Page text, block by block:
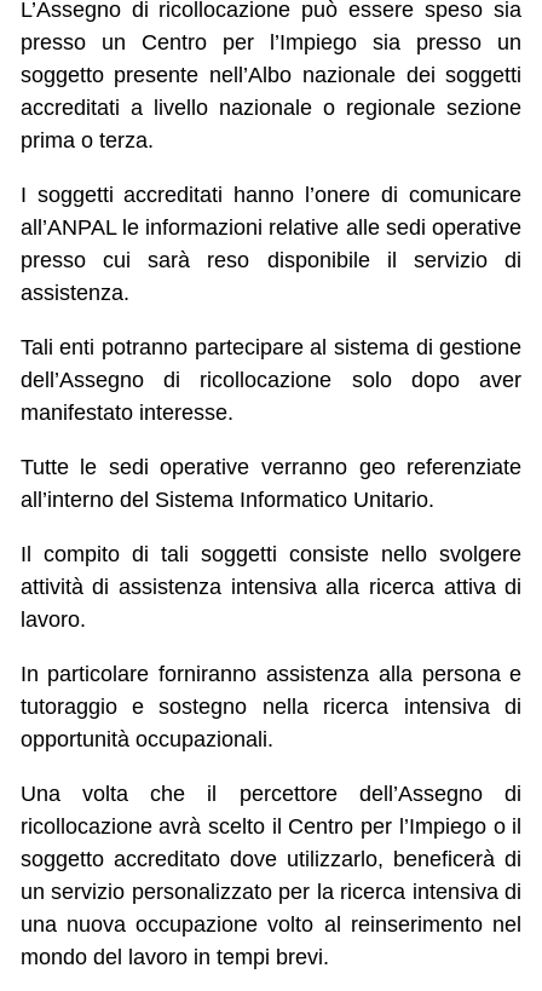
​L’Assegno di ricollocazione può essere speso sia
presso un Centro per l’Impiego sia presso un
soggetto presente nell’Albo nazionale dei soggetti
accreditati a livello nazionale o regionale sezione
prima o terza.
I soggetti accreditati hanno l’onere di comunicare
all’ANPAL le informazioni relative alle sedi operative
presso cui sarà reso disponibile il servizio di
assistenza.
Tali enti potranno partecipare al sistema di gestione
dell’Assegno di ricollocazione solo dopo aver
manifestato interesse.
Tutte le sedi operative verranno geo referenziate
all’interno del Sistema Informatico Unitario.
Il compito di tali soggetti consiste nello svolgere
attività di assistenza intensiva alla ricerca attiva di
lavoro.
In particolare forniranno assistenza alla persona e
tutoraggio e sostegno nella ricerca intensiva di
opportunità occupazionali.
​Una volta che il percettore dell’Assegno di
ricollocazione avrà scelto il Centro per l’Impiego o il
soggetto accreditato dove utilizzarlo, beneficerà di
un servizio personalizzato per la ricerca intensiva di
una nuova occupazione volto al reinserimento nel
mondo del lavoro in tempi brevi.